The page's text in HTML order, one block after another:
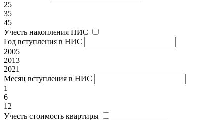
25
35
45
Учесть накопления НИС
Год вступления в НИС
2005
2013
2021
Месяц вступления в НИС
1
6
12
Учесть стоимость квартиры